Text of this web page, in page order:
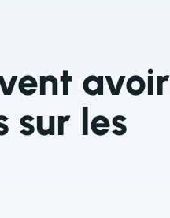
avoir
sur les